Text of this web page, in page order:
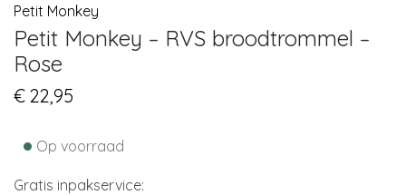
Petit Monkey
Petit Monkey – RVS broodtrommel –
Rose
€ 22,95
• Op voorraad
Gratis inpakservice: